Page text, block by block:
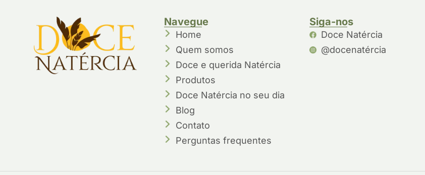
Navegue
Home
Quem somos
Doce e querida Natércia
Produtos
Doce Natércia no seu dia
Blog
Contato
Perguntas frequentes
Siga-nos
Doce Natércia
@docenatércia